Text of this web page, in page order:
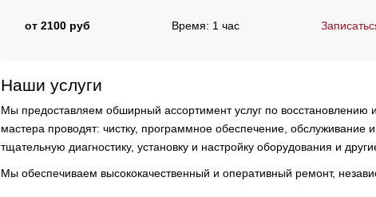
от 2100 руб Время: 1 час
Наши услуги
Мы предоставляем обширный ассортимент услуг по
мастера проводят: чистку, программное обеспечение, обслуживание
тщательную диагностику, установку и настройку оборудования и
Мы обеспечиваем высококачественный и оперативный ремонт,